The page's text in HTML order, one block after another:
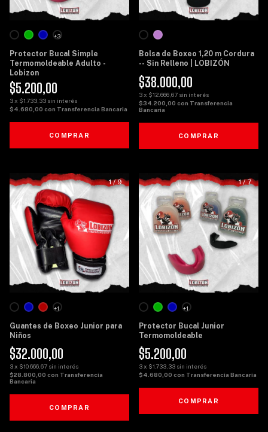
Protector Bucal Simple
Termomoldeable Adulto -
Lobizon
$5.200,00
3x $1.733,33 sin interés
$4.680,00 con Transferencia Bancaria
+3
COMPRAR
Bolsa de Boxeo 1,20 m Cordura
-- Sin Relleno | LOBIZÓN
$38.000,00
3x $12.666,67 sin interés
$34.200,00 con Transferencia
Bancaria
COMPRAR
1/9
Guantes de Boxeo Junior para
Niños
$32.000,00
3x $10.666,67 sin interés
$28.800,00 con Transferencia
Bancaria
+1
COMPRAR
1/7
Protector Bucal Junior
Termomoldeable
$5.200,00
3x $1.733,33 sin interés
$4.680,00 con Transferencia Bancaria
+1
COMPRAR